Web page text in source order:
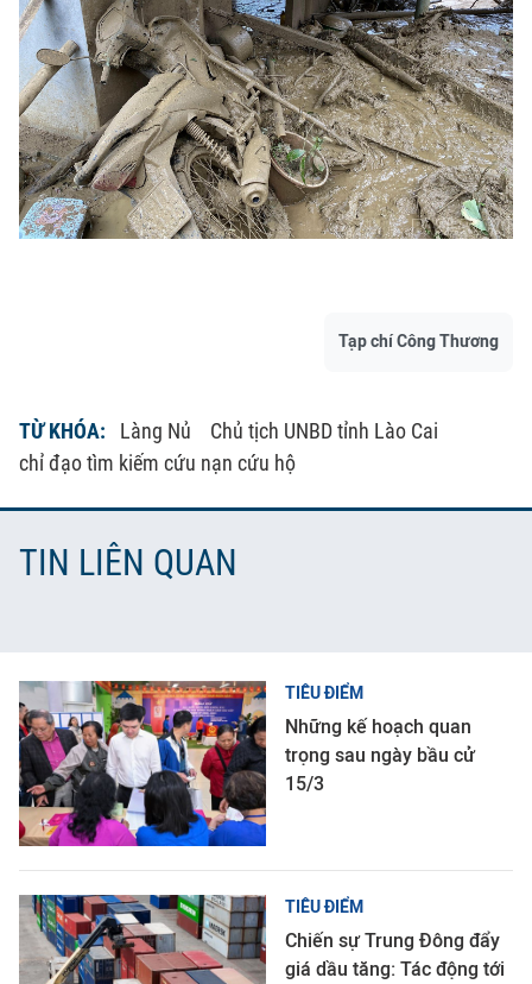
Tạp chí Công Thương
TỪ KHÓA: Làng Nủ
Chủ tịch UNBD tỉnh Lào Cai
chỉ đạo tìm kiếm cứu nạn cứu hộ
TIN LIÊN QUAN
TIÊU ĐIỂM
Những kế hoạch quan
trọng sau ngày bầu cử
15/3
TIÊU ĐIỂM
Chiến sự Trung Đông đẩy
giá dầu tăng: Tác động tới